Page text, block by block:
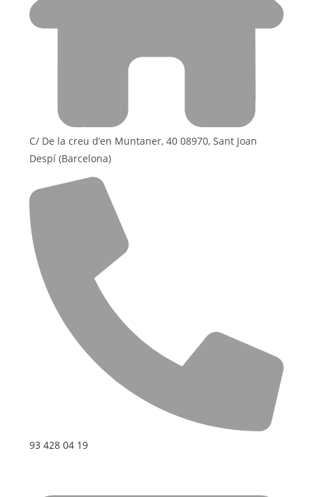
C/ De la creu d’en Muntaner, 40 08970, Sant Joan
Despí (Barcelona)
93 428 04 19